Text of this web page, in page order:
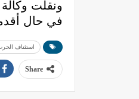
ونقلت
في حال
استئناف
Share